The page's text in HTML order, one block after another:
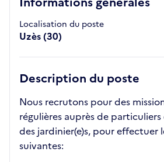
Localisation du poste
Uzès (30)
Description du poste
Nous recrutons pour des
régulières auprès de
des jardinier(e)s, pour effectuer
suivantes: